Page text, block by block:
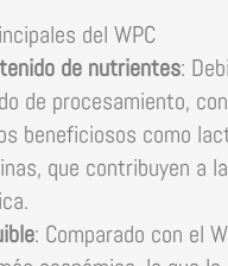
del WPC
de nutrientes:
de procesamiento,
beneficiosos como
que contribuyen a
: Comparado con el